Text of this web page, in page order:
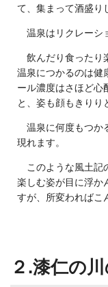
て、集まって酒盛り
温泉はリクレーシ
飲んだり食ったり
温泉につかるのは健
ール濃度はさほど心
と、姿も顔もきりり
温泉に何度もつか
現れます。
このような風土記
楽しむ姿が目に浮か
すが、所変わればこ
２.漆仁の